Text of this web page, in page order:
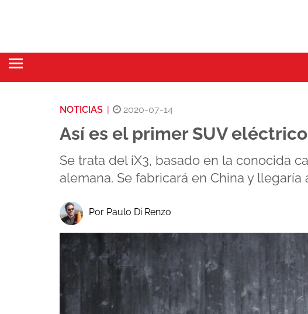
NOTICIAS 2020-07-14
Así es el primer SUV
Se trata del iX3, basado en la conocida
alemana. Se fabricará en China y llegaría
Por Paulo Di Renzo